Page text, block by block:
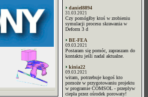
daniel8894
31.03.2021
Czy pomógłby ktoś w zrobieniu
symulacji procesu skrawania w
Deform 3 d
BE-FEA
09.03.2021
Postaram się pomóc, zapraszam do
kontaktu jeśli nadal aktualne.
kinia22
09.03.2021
witam, potrzebuje kogoś kto
pomoże w przygotowaniu projektu
w programie COMSOL - przeplyw
ciepła przez ośrodek porowaty!